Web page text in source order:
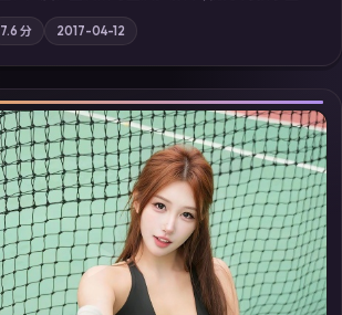
，有人用规则改写命运；摄影与配乐强化地域
过「国产免费观看高清电视剧在线看」延展检
，畅享高清在线追剧体验。
7.6 分 2017-04-12
▶